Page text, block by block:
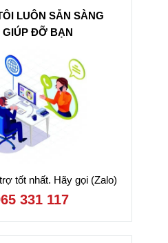
LUÔN SẴN SÀNG
GIÚP ĐỠ BẠN
tốt nhất. Hãy gọi (Zalo)
331 117